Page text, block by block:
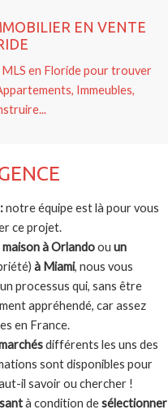
EN VENTE
en Floride pour trouver
Immeubles,
notre équipe est là pour vous
ce projet.
maison à Orlandoou un
à Miami, nous vous
processus qui, sans être
appréhendé, car assez
en France.
différents les uns des
sont disponibles pour
il savoir ou chercher !
à condition desélectionner